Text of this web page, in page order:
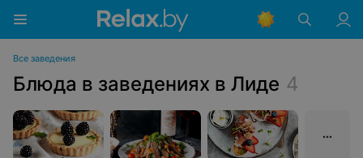
Все заведения
Блюда в заведениях в Лиде 4